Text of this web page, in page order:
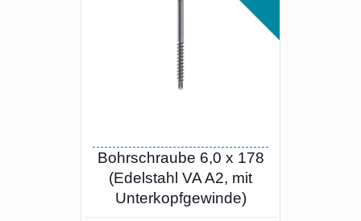
Bohrschraube 6,0 x 178
(Edelstahl VA A2, mit
Unterkopfgewinde)